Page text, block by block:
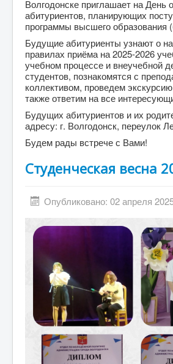
Волгодонске приглашает на День
абитуриентов, планирующих
программы высшего образования
Будущие абитуриенты узнают о
правилах приёма на 2025-2026
учебном процессе и внеучебной
студентов, познакомятся с
коллективом, проведем
также ответим на все
Будущих абитуриентов и их
адресу: г. Волгодонск, переулок
Будем рады встрече с Вами!
Студенческая весна
Опубликовано: 02 апреля